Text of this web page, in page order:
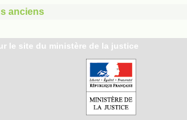
anciens
le site du ministère de la justice